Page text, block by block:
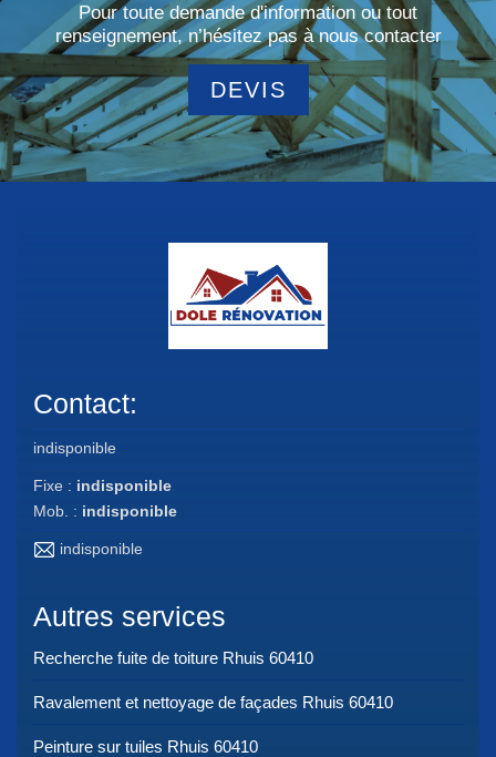
Pour toute demande d'information ou tout
renseignement, n’hésitez pas à nous contacter
DEVIS
Contact:
indisponible
Fixe : indisponible
Mob. : indisponible
indisponible
Autres services
Recherche fuite de toiture Rhuis 60410
Ravalement et nettoyage de façades Rhuis 60410
Peinture sur tuiles Rhuis 60410